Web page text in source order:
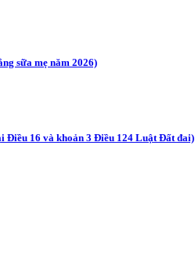
sữa mẹ năm 2026)
Điều 16 và khoản 3 Điều 124 Luật Đất đai)